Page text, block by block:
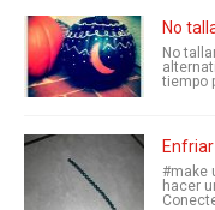
No
No
tiempo
#make
hacer